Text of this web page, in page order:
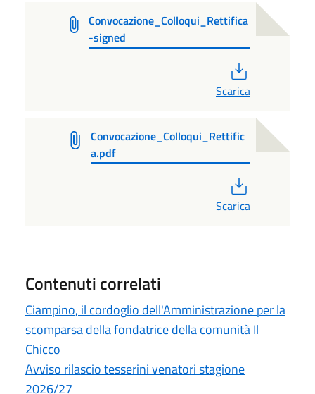
Convocazione_Colloqui_Rettifica
-signed
Scarica
Convocazione_Colloqui_Rettific
a.pdf
Scarica
Contenuti correlati
Ciampino, il cordoglio dell'Amministrazione per la
scomparsa della fondatrice della comunità Il
Chicco
Avviso rilascio tesserini venatori stagione
2026/27